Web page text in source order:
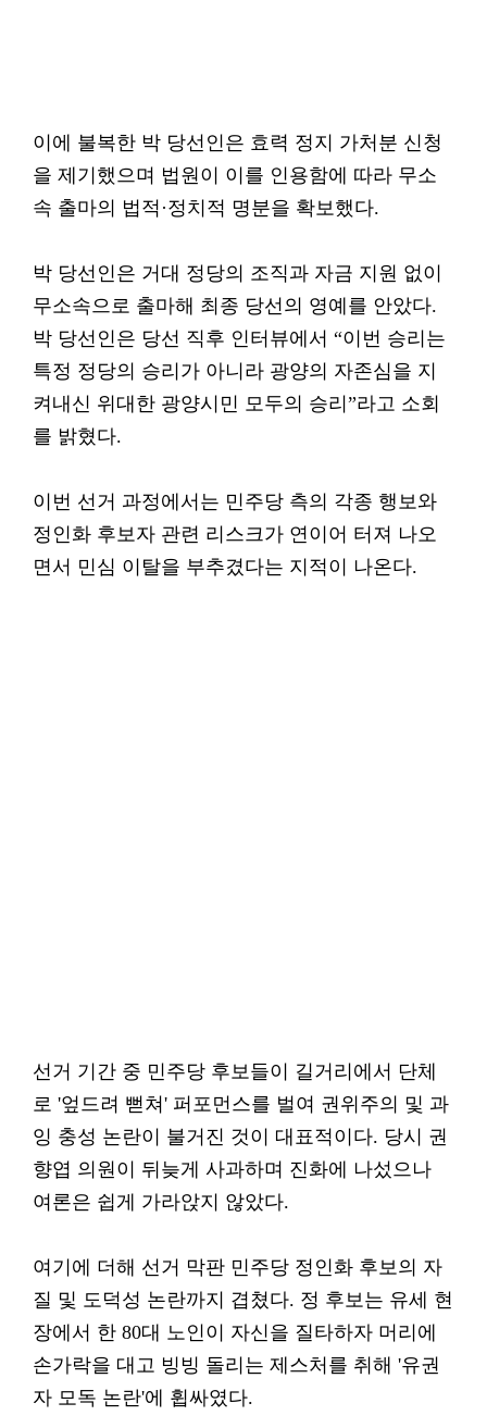
이에 불복한 박 당선인은 효력 정지 가처분 신청
을 제기했으며 법원이 이를 인용함에 따라 무소
속 출마의 법적·정치적 명분을 확보했다.
박 당선인은 거대 정당의 조직과 자금 지원 없이
무소속으로 출마해 최종 당선의 영예를 안았다.
박 당선인은 당선 직후 인터뷰에서 “이번 승리는
특정 정당의 승리가 아니라 광양의 자존심을 지
켜내신 위대한 광양시민 모두의 승리”라고 소회
를 밝혔다.
이번 선거 과정에서는 민주당 측의 각종 행보와
정인화 후보자 관련 리스크가 연이어 터져 나오
면서 민심 이탈을 부추겼다는 지적이 나온다.
선거 기간 중 민주당 후보들이 길거리에서 단체
로 '엎드려 뻗쳐' 퍼포먼스를 벌여 권위주의 및 과
잉 충성 논란이 불거진 것이 대표적이다. 당시 권
향엽 의원이 뒤늦게 사과하며 진화에 나섰으나
여론은 쉽게 가라앉지 않았다.
여기에 더해 선거 막판 민주당 정인화 후보의 자
질 및 도덕성 논란까지 겹쳤다. 정 후보는 유세 현
장에서 한 80대 노인이 자신을 질타하자 머리에
손가락을 대고 빙빙 돌리는 제스처를 취해 '유권
자 모독 논란'에 휩싸였다.